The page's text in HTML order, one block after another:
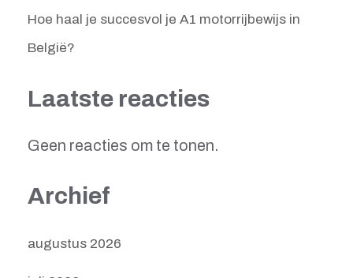
Hoe haal je succesvol je A1 motorrijbewijs in
België?
Laatste reacties
Geen reacties om te tonen.
Archief
augustus 2026